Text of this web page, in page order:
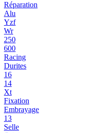
Réparation
Alu
Yzf
Wr
250
600
Racing
Durites
16
14
Xt
Fixation
Embrayage
13
Selle